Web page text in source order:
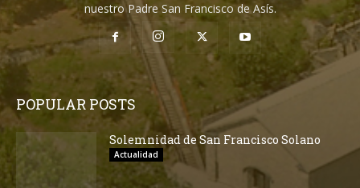
nuestro Padre San Francisco de Asís.
POPULAR POSTS
Solemnidad de San Francisco Solano
Actualidad